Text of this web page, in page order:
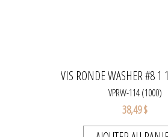
VIS RONDE WASHER #8
VPRW-114 (1000)
38,49 $